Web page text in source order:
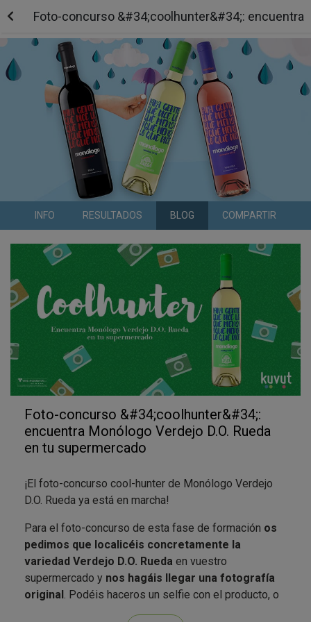
Foto-concurso &#34;coolhunter&#34;: encuentra
INFO RESULTADOS BLOG COMPARTIR
Foto-concurso &#34;coolhunter&#34;:
encuentra Monólogo Verdejo D.O. Rueda
en tu supermercado
¡El foto-concurso cool-hunter de Monólogo Verdejo
D.O. Rueda ya está en marcha!
Para el foto-concurso de esta fase de formación os
pedimos que localicéis concretamente la
variedad Verdejo D.O. Rueda en vuestro
supermercado y nos hagáis llegar una fotografía
original. Podéis haceros un selfie con el producto, o
no salir en la foto (mientras veamos una parte del